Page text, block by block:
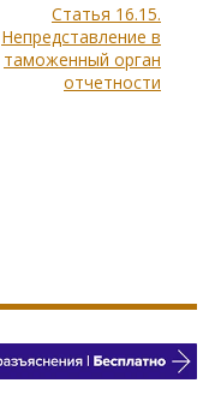
Статья 16.15.
Непредставление в
таможенный орган
отчетности